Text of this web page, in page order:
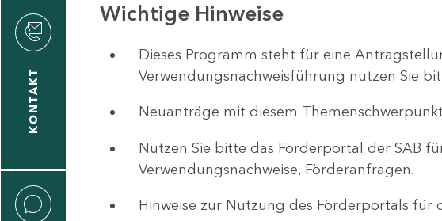
KONTAKT
Wichtige Hinweise
Dieses Programm steht für eine
Verwendungsnachweisführung nutzen Sie
Neuanträge mit diesem
Nutzen Sie bitte das Förderportal der SAB
Verwendungsnachweise, Förderanfragen.
Hinweise zur Nutzung des Förderportals